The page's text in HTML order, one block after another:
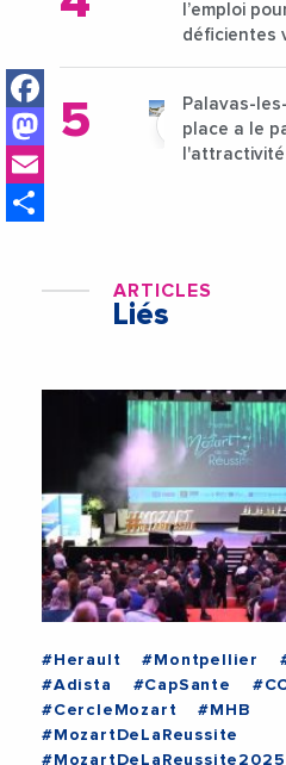
Facebook
Mastodon
l’emploi
déficientes
Palavas-
place a le
ARTICLES
Liés
#Herault #Montpellier
#Adista
#CapSante
#CercleMozart
#MHB
#MozartDeLaReussite
#MozartDeLaReussite2025